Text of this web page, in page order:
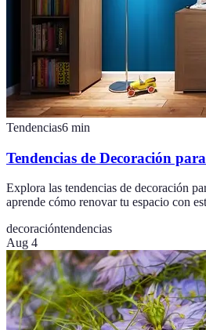
Tendencias6 min
Tendencias de Decoración
Explora las tendencias de decoración
aprende cómo renovar tu espacio con
decoracióntendencias
Aug 4